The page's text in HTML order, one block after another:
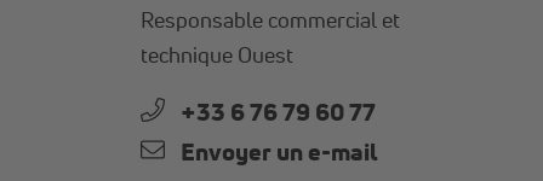
Responsable commercial et
technique Ouest
+33 6 76 79 60 77
Envoyer un e-mail